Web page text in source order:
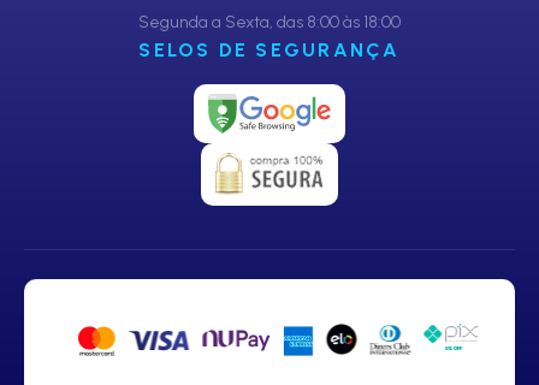
Segunda a Sexta, das 8:00 às 18:00
SELOS DE SEGURANÇA